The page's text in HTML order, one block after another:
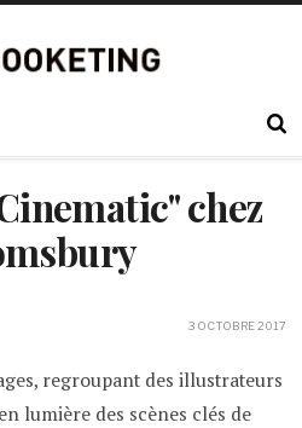
chez
3 OCTOBRE 2017
regroupant des illustrateurs
lumière des scènes clés de